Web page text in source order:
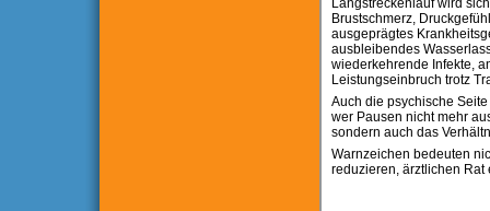
Langstreckenlauf wird
Brustschmerz,
ausgeprägtes
ausbleibendes
wiederkehrende Infekte,
Leistungseinbruch trotz
Auch die psychische
wer Pausen nicht mehr
sondern auch das
Warnzeichen bedeuten
reduzieren, ärztlichen